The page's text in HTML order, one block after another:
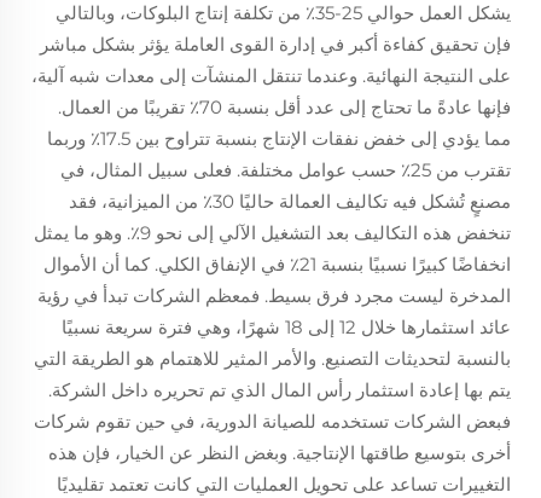
يشكل العمل حوالي 25-35٪ من تكلفة إنتاج البلوكات، وبالتالي
فإن تحقيق كفاءة أكبر في إدارة القوى العاملة يؤثر بشكل مباشر
على النتيجة النهائية. وعندما تنتقل المنشآت إلى معدات شبه آلية،
فإنها عادةً ما تحتاج إلى عدد أقل بنسبة 70٪ تقريبًا من العمال.
مما يؤدي إلى خفض نفقات الإنتاج بنسبة تتراوح بين 17.5٪ وربما
تقترب من 25٪ حسب عوامل مختلفة. فعلى سبيل المثال، في
مصنعٍ تُشكل فيه تكاليف العمالة حاليًا 30٪ من الميزانية، فقد
تنخفض هذه التكاليف بعد التشغيل الآلي إلى نحو 9٪. وهو ما يمثل
انخفاضًا كبيرًا نسبيًا بنسبة 21٪ في الإنفاق الكلي. كما أن الأموال
المدخرة ليست مجرد فرق بسيط. فمعظم الشركات تبدأ في رؤية
عائد استثمارها خلال 12 إلى 18 شهرًا، وهي فترة سريعة نسبيًا
بالنسبة لتحديثات التصنيع. والأمر المثير للاهتمام هو الطريقة التي
يتم بها إعادة استثمار رأس المال الذي تم تحريره داخل الشركة.
فبعض الشركات تستخدمه للصيانة الدورية، في حين تقوم شركات
أخرى بتوسيع طاقتها الإنتاجية. وبغض النظر عن الخيار، فإن هذه
التغييرات تساعد على تحويل العمليات التي كانت تعتمد تقليديًا